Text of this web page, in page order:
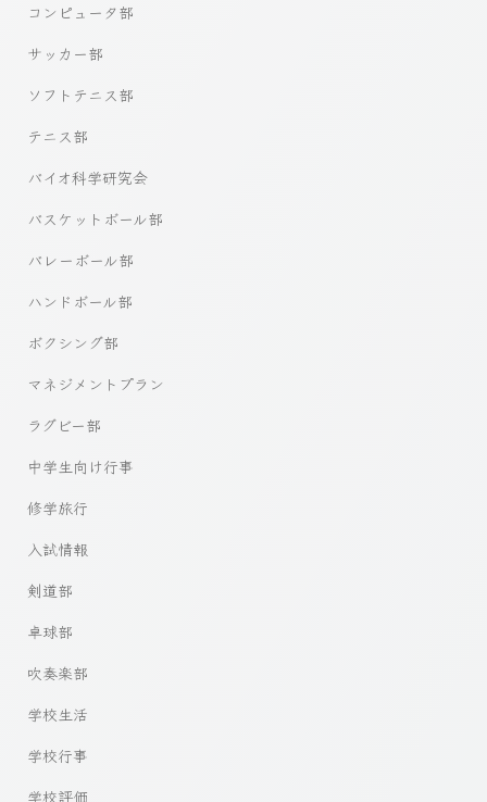
コンピュータ部
サッカー部
ソフトテニス部
テニス部
バイオ科学研究会
バスケットボール部
バレーボール部
ハンドボール部
ボクシング部
マネジメントプラン
ラグビー部
中学生向け行事
修学旅行
入試情報
剣道部
卓球部
吹奏楽部
学校生活
学校行事
学校評価